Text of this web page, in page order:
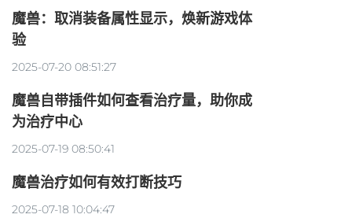
魔兽：取消装备属性显示，焕新游戏体
验
2025-07-20 08:51:27
魔兽自带插件如何查看治疗量，助你成
为治疗中心
2025-07-19 08:50:41
魔兽治疗如何有效打断技巧
2025-07-18 10:04:47